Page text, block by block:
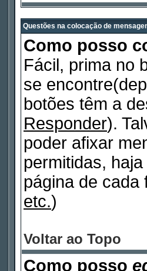
Questões na colocação de
Como posso
Fácil, prima no
se
botões têm a
Responder).
poder afixar
permitidas,
página de cada
etc.)
Voltar ao Topo
Como posso